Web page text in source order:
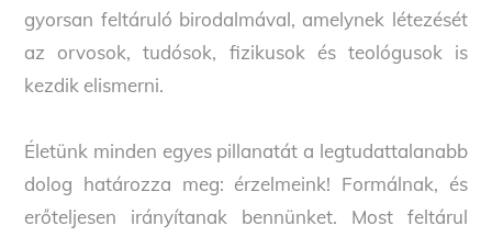
gyorsan feltáruló birodalmával, amelynek létezését
az orvosok, tudósok, fizikusok és teológusok is
kezdik elismerni.
Életünk minden egyes pillanatát a legtudattalanabb
dolog határozza meg: érzelmeink! Formálnak, és
erőteljesen irányítanak bennünket. Most feltárul